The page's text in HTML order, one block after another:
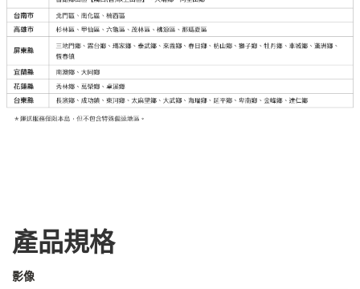
產品規格
影像